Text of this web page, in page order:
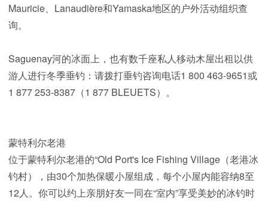
Mauricie、Lanaudière和Yamaska地区的户外活动组织查
询。
Saguenay河的冰面上，也有数千座私人移动木屋出租以供
游人进行冬季垂钓：请拨打垂钓咨询电话1 800 463-9651或
1 877 253-8387（1 877 BLEUETS）。
蒙特利尔老港
位于蒙特利尔老港的“Old Port's Ice Fishing Village（老港冰
钓村）
，由30个加热保暖小屋组成，每个小屋内能容纳8至
12人。你可以约上亲朋好友一同在“室内”享受美妙的冰钓时